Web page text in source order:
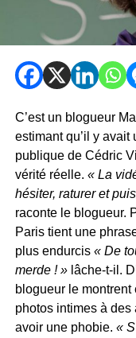
C’est un blogueur
estimant qu’il y
publique de Cédric
vérité réelle. « La
hésiter, raturer et
raconte le blogueur.
Paris tient une
plus endurcis « De
merde ! »lâche-t-il.
blogueur le montrent
photos intimes à des
avoir une phobie. «